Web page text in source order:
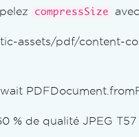
compressSize
assets/pdf/content-
% de qualité JPEG